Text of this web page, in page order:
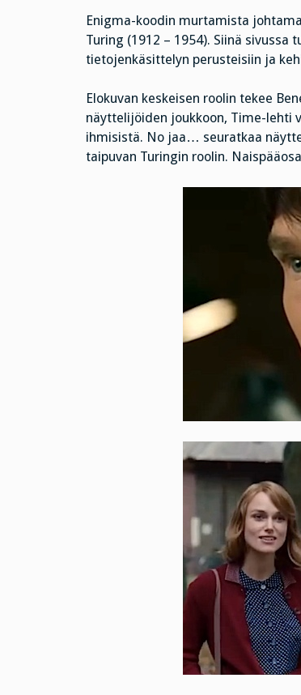
Enigma-koodin murtamista
Turing (1912 – 1954). Siinä
tietojenkäsittelyn perusteisiin ja
Elokuvan keskeisen roolin tekee
näyttelijöiden joukkoon, Time-lehti
ihmisistä. No jaa… seuratkaa
taipuvan Turingin roolin.